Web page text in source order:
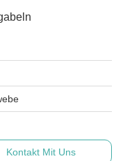
Kontakt Mit Uns